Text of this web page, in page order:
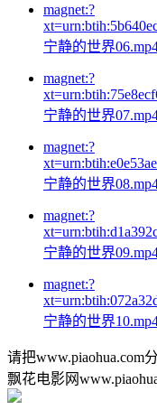
magnet:?
宁静的世界
magnet:?
宁静的世界
magnet:?
宁静的世界
magnet:?
宁静的世界
magnet:?
宁静的世界
请把www.piaohua.com
飘花电影网